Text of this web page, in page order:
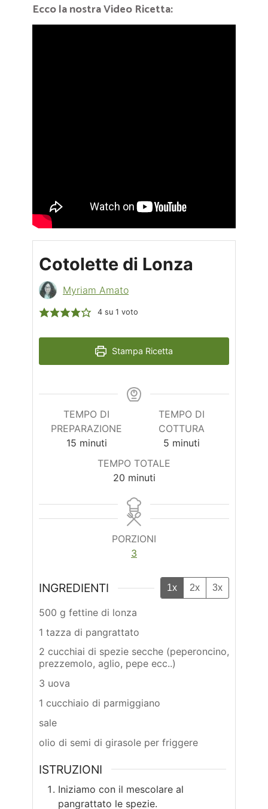
Ecco la nostra Video Ricetta:
Cotolette di Lonza
Myriam Amato
4su 1 voto
Stampa Ricetta
TEMPO DI
PREPARAZIONE
15minuti
minuti
TEMPO DI
COTTURA
5 minuti
minuti
TEMPO TOTALE
20minuti
minuti
PORZIONI
3
INGREDIENTI 1x 2x 3x
500 g fettine di lonza
1 tazza di pangrattato
2 cucchiai di spezie secche (peperoncino,
prezzemolo, aglio, pepe ecc..)
3 uova
1 cucchiaio di parmiggiano
sale
olio di semi di girasole per friggere
ISTRUZIONI
Iniziamo con il mescolare al
pangrattato le spezie.